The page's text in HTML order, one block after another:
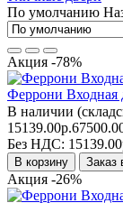
По умолчанию
Акция -78%
Феррони Входная
В наличии
15139.00р.
Без НДС:
В корзину Заказ
Акция -26%